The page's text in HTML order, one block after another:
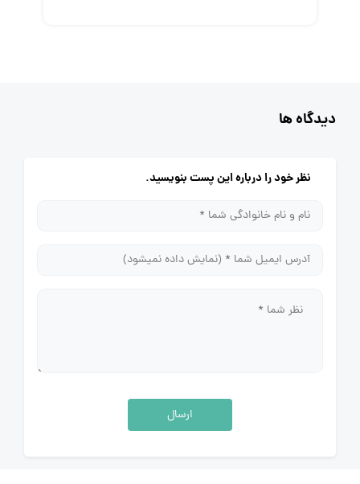
دیدگاه ها
نظر خود را درباره این پست بنویسید.
ارسال